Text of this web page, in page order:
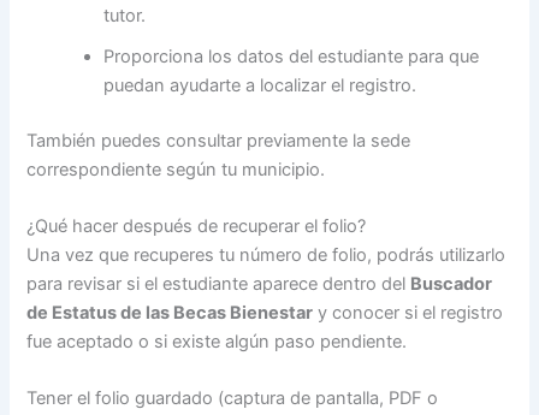
tutor.
Proporciona los datos del estudiante para que
puedan ayudarte a localizar el registro.
También puedes consultar previamente la sede
correspondiente según tu municipio.
¿Qué hacer después de recuperar el folio?
Una vez que recuperes tu número de folio, podrás utilizarlo
para revisar si el estudiante aparece dentro del Buscador
de Estatus de las Becas Bienestar y conocer si el registro
fue aceptado o si existe algún paso pendiente.
Tener el folio guardado (captura de pantalla, PDF o